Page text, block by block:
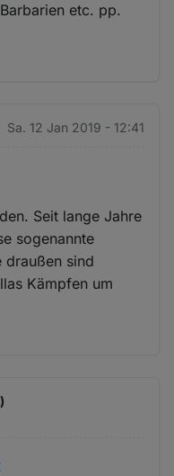
etc. pp.
Sa. 12 Jan 2019 - 12:41
Seit lange Jahre
sogenannte
draußen sind
Kämpfen um